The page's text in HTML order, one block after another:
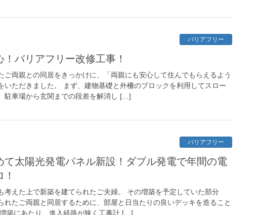
バリアフリー
！バリアフリー改修工事！
ご両親との同居をきっかけに、「両親にも安心して住んでもらえるよう
いただきました。 まず、建物基礎と外柵のブロックを利用してスロー
駐車場から玄関までの段差を解消し […]
バリアフリー
て太陽光発電パネル新設！ダブル発電で年間の電
考えた上で新築を建てられたご夫婦。 その増築を予定していた部分
れたご両親と同居するために、部屋と日当たりの良いデッキを造ること
築にあたり、進入経路が狭く工事計 […]